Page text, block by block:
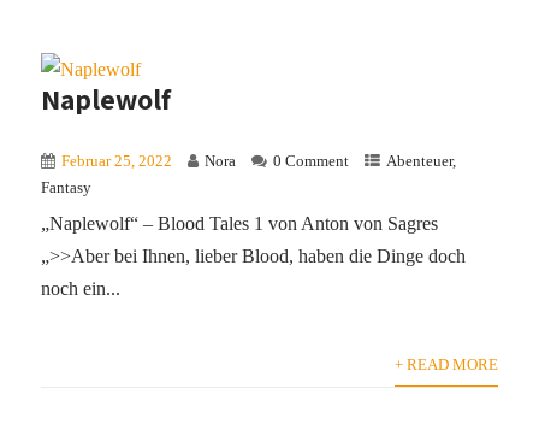
Naplewolf
Februar 25, 2022 Nora 0 Comment Abenteuer,
Fantasy
„Naplewolf“ – Blood Tales 1 von Anton von Sagres
„>>Aber bei Ihnen, lieber Blood, haben die Dinge doch
noch ein...
+ READ MORE